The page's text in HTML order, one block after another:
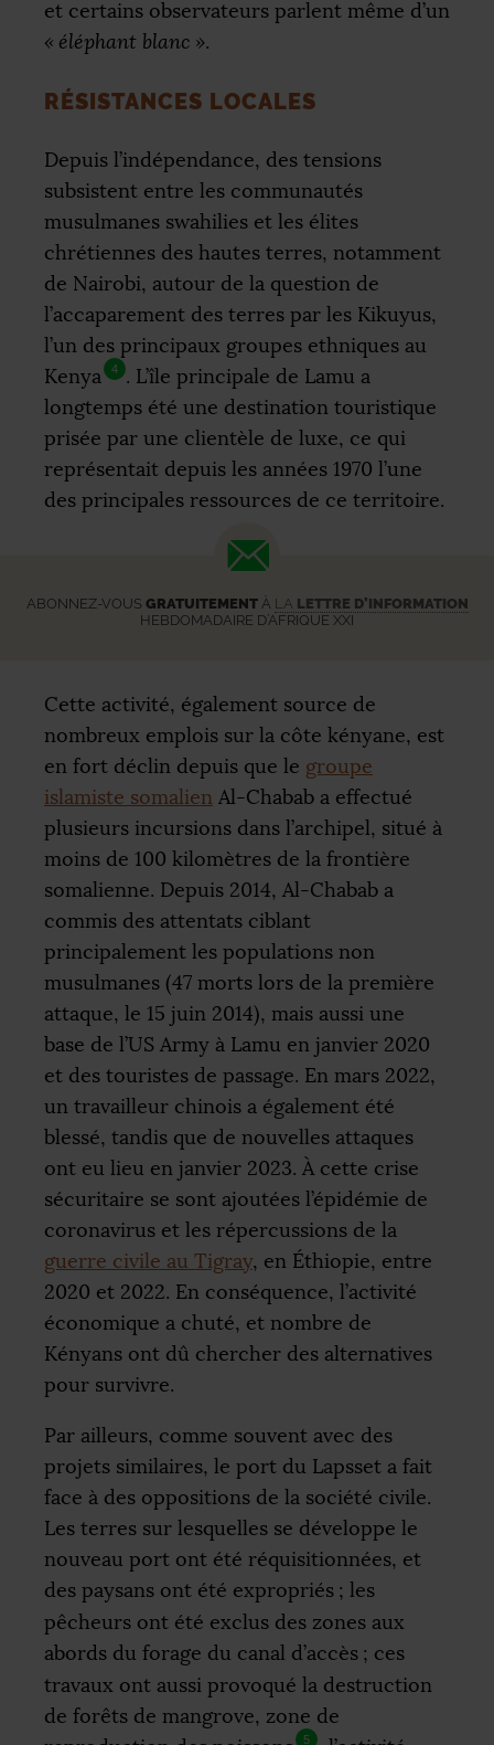
et certains observateurs parlent même d’un
« éléphant blanc ».
RÉSISTANCES LOCALES
Depuis l’indépendance, des tensions
subsistent entre les communautés
musulmanes swahilies et les élites
chrétiennes des hautes terres, notamment
de Nairobi, autour de la question de
l’accaparement des terres par les Kikuyus,
l’un des principaux groupes ethniques au
Kenya
4
. L’île principale de Lamu a
longtemps été une destination touristique
prisée par une clientèle de luxe, ce qui
représentait depuis les années 1970 l’une
des principales ressources de ce territoire.
ABONNEZ-VOUS GRATUITEMENTÀ LA LETTRE D’INFORMATION
HEBDOMADAIRE D’AFRIQUE XXI
Cette activité, également source de
nombreux emplois sur la côte kényane, est
en fort déclin depuis que le groupe
islamiste somalien Al-Chabab a effectué
plusieurs incursions dans l’archipel, situé à
moins de 100 kilomètres de la frontière
somalienne. Depuis 2014, Al-Chabab a
commis des attentats ciblant
principalement les populations non
musulmanes (47 morts lors de la première
attaque, le 15 juin 2014), mais aussi une
base de l’US Army à Lamu en janvier 2020
et des touristes de passage. En mars 2022,
un travailleur chinois a également été
blessé, tandis que de nouvelles attaques
ont eu lieu en janvier 2023. À cette crise
sécuritaire se sont ajoutées l’épidémie de
coronavirus et les répercussions de la
guerre civile au Tigray, en Éthiopie, entre
2020 et 2022. En conséquence, l’activité
économique a chuté, et nombre de
Kényans ont dû chercher des alternatives
pour survivre.
Par ailleurs, comme souvent avec des
projets similaires, le port du Lapsset a fait
face à des oppositions de la société civile.
Les terres sur lesquelles se développe le
nouveau port ont été réquisitionnées, et
des paysans ont été expropriés ; les
pêcheurs ont été exclus des zones aux
abords du forage du canal d’accès ; ces
travaux ont aussi provoqué la destruction
de forêts de mangrove, zone de
5